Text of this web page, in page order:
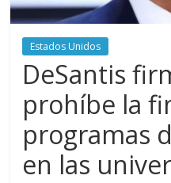
Estados Unidos
DeSantis
prohíbe la
programas
en las